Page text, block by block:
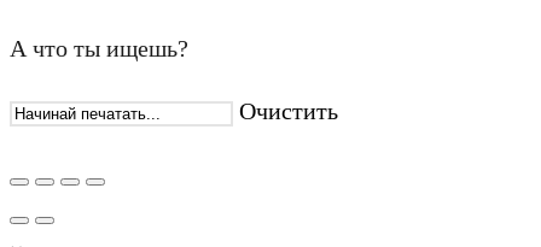
А что ты ищешь?
Очистить